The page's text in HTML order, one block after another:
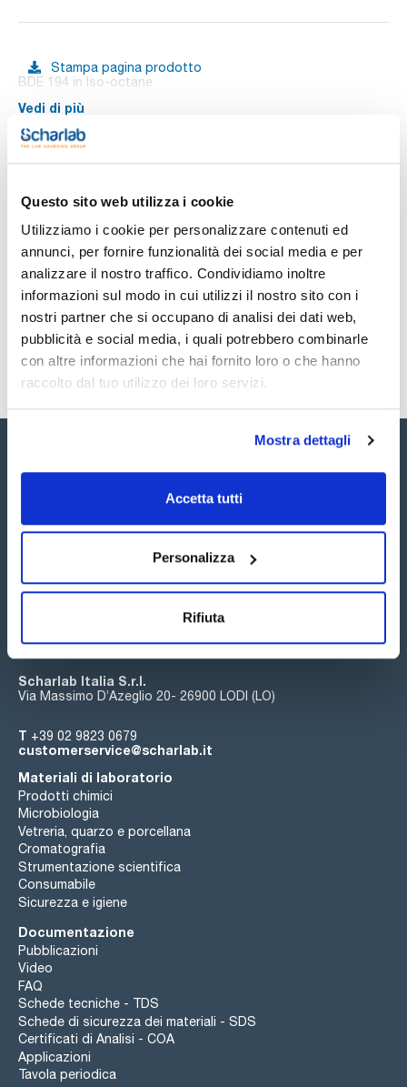
Questo sito web utilizza i cookie
Utilizziamo i cookie per personalizzare contenuti ed
annunci, per fornire funzionalità dei social media e per
analizzare il nostro traffico. Condividiamo inoltre
informazioni sul modo in cui utilizzi il nostro sito con i
nostri partner che si occupano di analisi dei dati web,
pubblicità e social media, i quali potrebbero combinarle
con altre informazioni che hai fornito loro o che hanno
raccolto dal tuo utilizzo dei loro servizi.
Mostra dettagli
Accetta tutti
Personalizza
Rifiuta
Stampa pagina prodotto
BDE 194 in Iso-octane
Vedi di più
Documentazione tecnica
TDS / Scheda tecnica
Registrati per i download
COA
Registrati per i download
SDS / Scheda di
Sicurezza
Registrati per i download
Seguici:
Iscriviti alla Newsletter
Scharlab Italia S.r.l.
Via Massimo D’Azeglio 20- 26900 LODI (LO)
T +39 02 9823 0679
customerservice@scharlab.it
Materiali di laboratorio
Prodotti chimici
Microbiologia
Vetreria, quarzo e porcellana
Cromatografia
Strumentazione scientifica
Consumabile
Sicurezza e igiene
Documentazione
Pubblicazioni
Video
FAQ
Schede tecniche - TDS
Schede di sicurezza dei materiali - SDS
Certificati di Analisi - COA
Applicazioni
Tavola periodica